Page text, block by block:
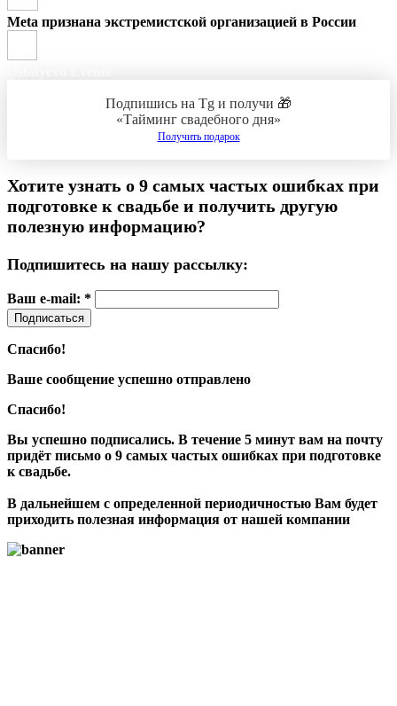
Meta признана экстремистской организацией в России
Подпишись на Tg и получи 🎁
«Тайминг свадебного дня»
Получить подарок
Хотите узнать о 9 самых частых ошибках при
подготовке к свадьбе и получить другую
полезную информацию?
Подпишитесь на нашу рассылку:
Ваш e-mail: *
Подписаться
Спасибо!
Ваше сообщение успешно отправлено
Спасибо!
Вы успешно подписались. В течение 5 минут вам на почту
придёт письмо о 9 самых частых ошибках при подготовке
к свадьбе.
В дальнейшем с определенной периодичностью Вам будет
приходить полезная информация от нашей компании